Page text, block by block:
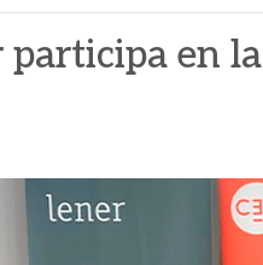
participa en